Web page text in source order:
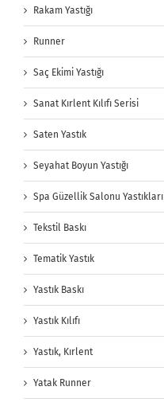
Rakam Yastığı
Runner
Saç Ekimi Yastığı
Sanat Kırlent Kılıfı Serisi
Saten Yastık
Seyahat Boyun Yastığı
Spa Güzellik Salonu Yastıkları
Tekstil Baskı
Tematik Yastık
Yastık Baskı
Yastık Kılıfı
Yastık, Kırlent
Yatak Runner